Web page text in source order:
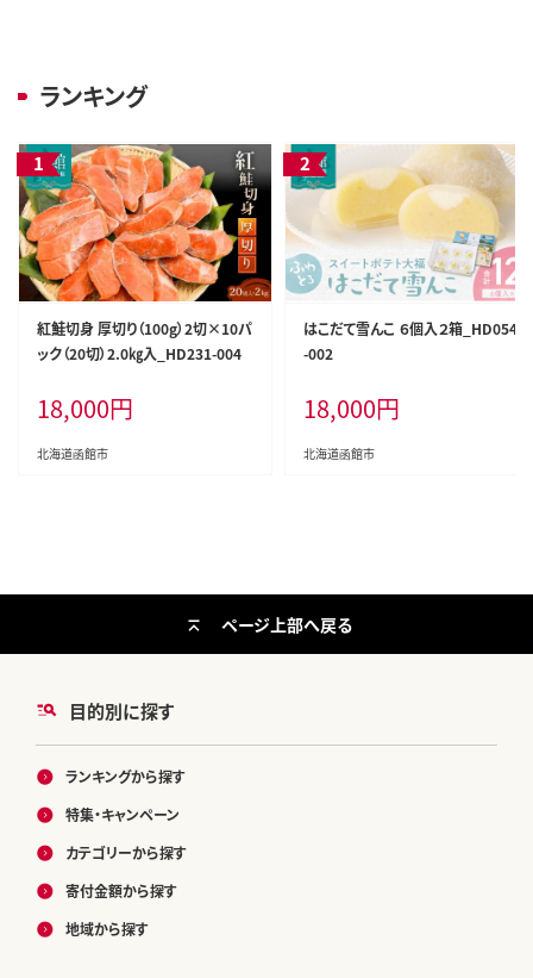
ランキング
紅鮭切身 厚切り（100g）2切×10パ
ック（20切）2.0㎏入_HD231-004
18,000円
北海道函館市
はこだて雪んこ ６個入２箱_HD054
-002
18,000円
北海道函館市
目的別に探す
ランキングから探す
特集・キャンペーン
カテゴリーから探す
寄付金額から探す
地域から探す
ページ上部へ戻る